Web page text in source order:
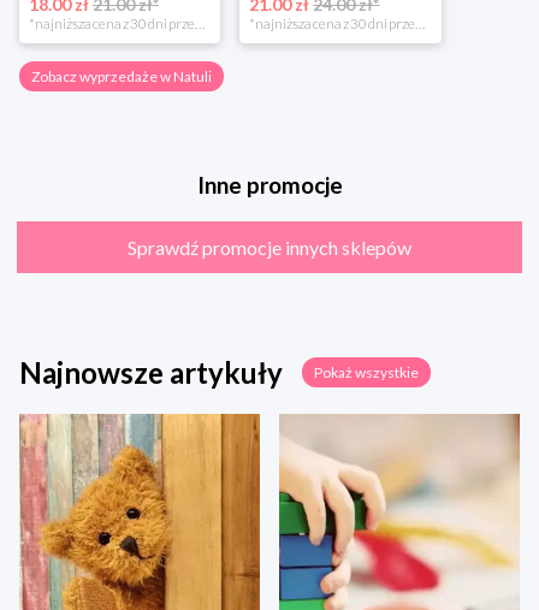
18.00 zł21.00 zł*
*najniższa cena z 30 dni przed obniżką
21.00 zł 24.00 zł*
*najniższa cena z 30 dni przed obniżką
Zobacz wyprzedaże w Natuli
Inne promocje
Sprawdź promocje innych sklepów
Najnowsze artykuły Pokaż wszystkie